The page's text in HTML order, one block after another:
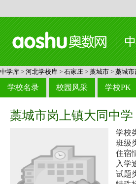
中学库 > 河北学校库 > 石家庄 > 藁城市 > 藁城市
学校名录 校园风采 学校PK
藁城市岗上镇大同中学
学校
班级
住宿
入学
试题